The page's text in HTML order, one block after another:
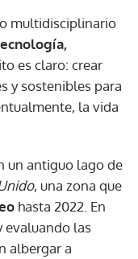
multidisciplinario
es claro: crear
y sostenibles para
la vida
un antiguo lago de
, una zona que
hasta 2022. En
evaluando las
albergar a